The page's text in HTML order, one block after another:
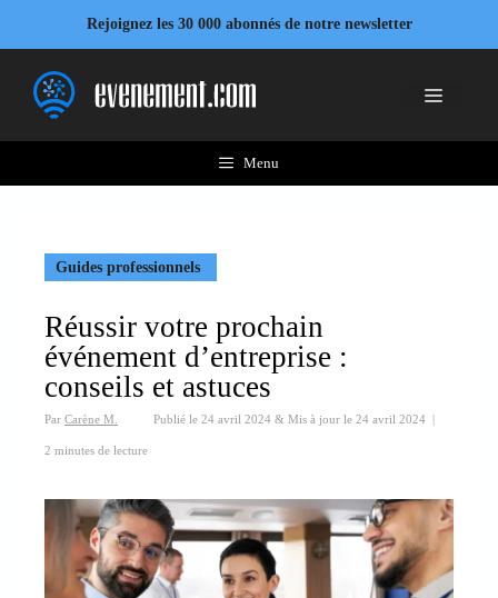
contenu
Rejoignez les 30 000 abonnés de notre newsletter
Menu
Menu
Guides professionnels
Réussir votre prochain
événement d’entreprise :
conseils et astuces
Par Carène M. Publié le 24 avril 2024 & Mis à jour le 24 avril 2024 |
2 minutes de lecture